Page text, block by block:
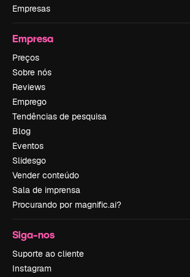
Empresas
Empresa
Preços
Sobre nós
Reviews
Emprego
Tendências de pesquisa
Blog
Eventos
Slidesgo
Vender conteúdo
Sala de imprensa
Procurando por magnific.ai?
Siga-nos
Suporte ao cliente
Instagram